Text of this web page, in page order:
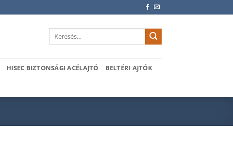
Keresés
HISEC BIZTONSÁGI ACÉLAJTÓ BELTÉRI AJTÓK